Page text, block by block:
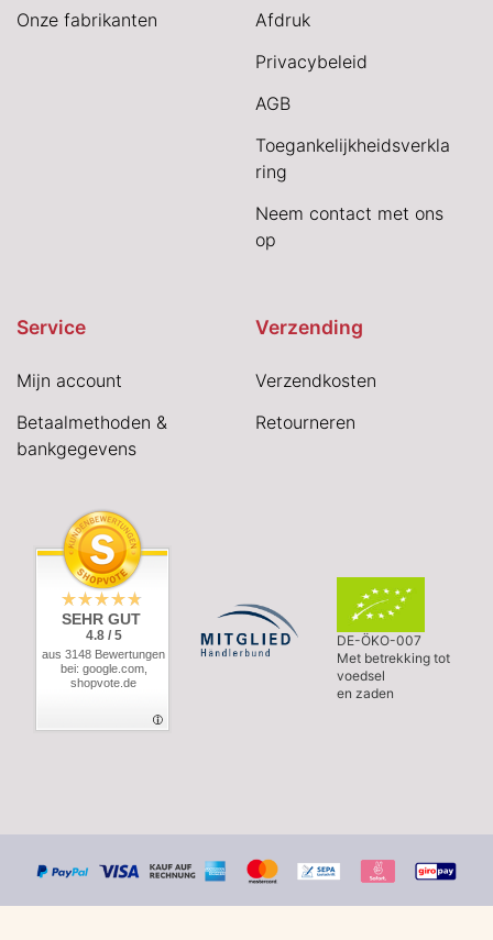
Onze fabrikanten
Afdruk
Privacybeleid
AGB
Toegankelijkheidsverkla
ring
Neem contact met ons
op
Service
Mijn account
Betaalmethoden &
bankgegevens
Verzending
Verzendkosten
Retourneren
SEHR GUT
4.8 / 5
aus 3148 Bewertungen
bei: google.com,
shopvote.de
DE-ÖKO-007
Met betrekking tot
voedsel
en zaden